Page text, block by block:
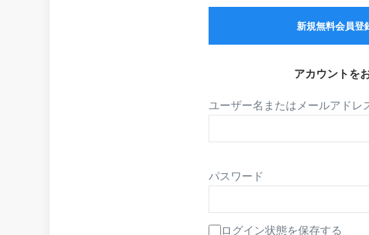
新規無料会員登
アカウントを
ユーザー名またはメールアドレ
パスワード
ログイン状態を保存する